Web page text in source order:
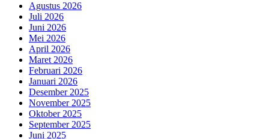
Agustus 2026
Juli 2026
Juni 2026
Mei 2026
April 2026
Maret 2026
Februari 2026
Januari 2026
Desember 2025
November 2025
Oktober 2025
September 2025
Juni 2025